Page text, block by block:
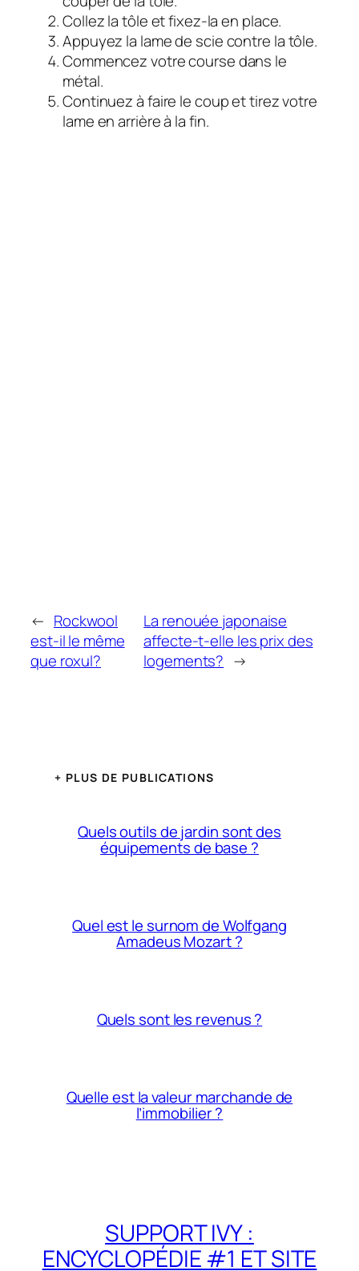
Collez la tôle et fixez-la en place.
Appuyez la lame de scie contre la tôle.
Commencez votre course dans le
métal.
Continuez à faire le coup et tirez votre
lame en arrière à la fin.
← Rockwool
est-il le même
que roxul?
La renouée japonaise
affecte-t-elle les prix des
logements? →
+ PLUS DE PUBLICATIONS
Quels outils de jardin sont des
équipements de base ?
Quel est le surnom de Wolfgang
Amadeus Mozart ?
Quels sont les revenus ?
Quelle est la valeur marchande de
l’immobilier ?
SUPPORT IVY :
ENCYCLOPÉDIE #1 ET SITE